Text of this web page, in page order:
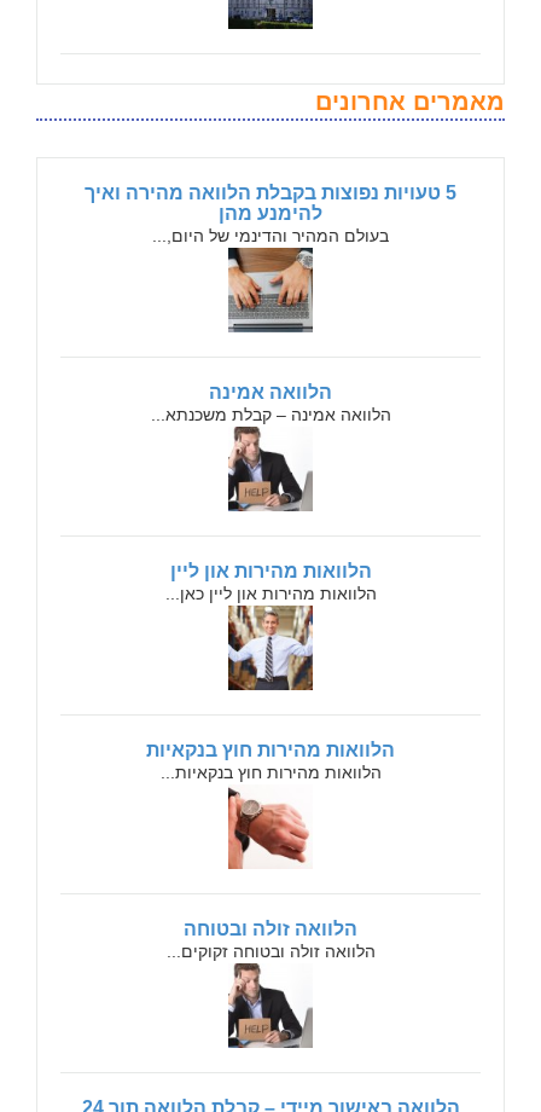
מאמרים אחרונים
5 טעויות נפוצות בקבלת הלוואה מהירה ואיך
להימנע מהן
בעולם המהיר והדינמי של היום,...
הלוואה אמינה
הלוואה אמינה – קבלת משכנתא...
הלוואות מהירות און ליין
הלוואות מהירות און ליין כאן...
הלוואות מהירות חוץ בנקאיות
הלוואות מהירות חוץ בנקאיות...
הלוואה זולה ובטוחה
הלוואה זולה ובטוחה זקוקים...
הלוואה באישור מיידי – קבלת הלוואה תוך 24